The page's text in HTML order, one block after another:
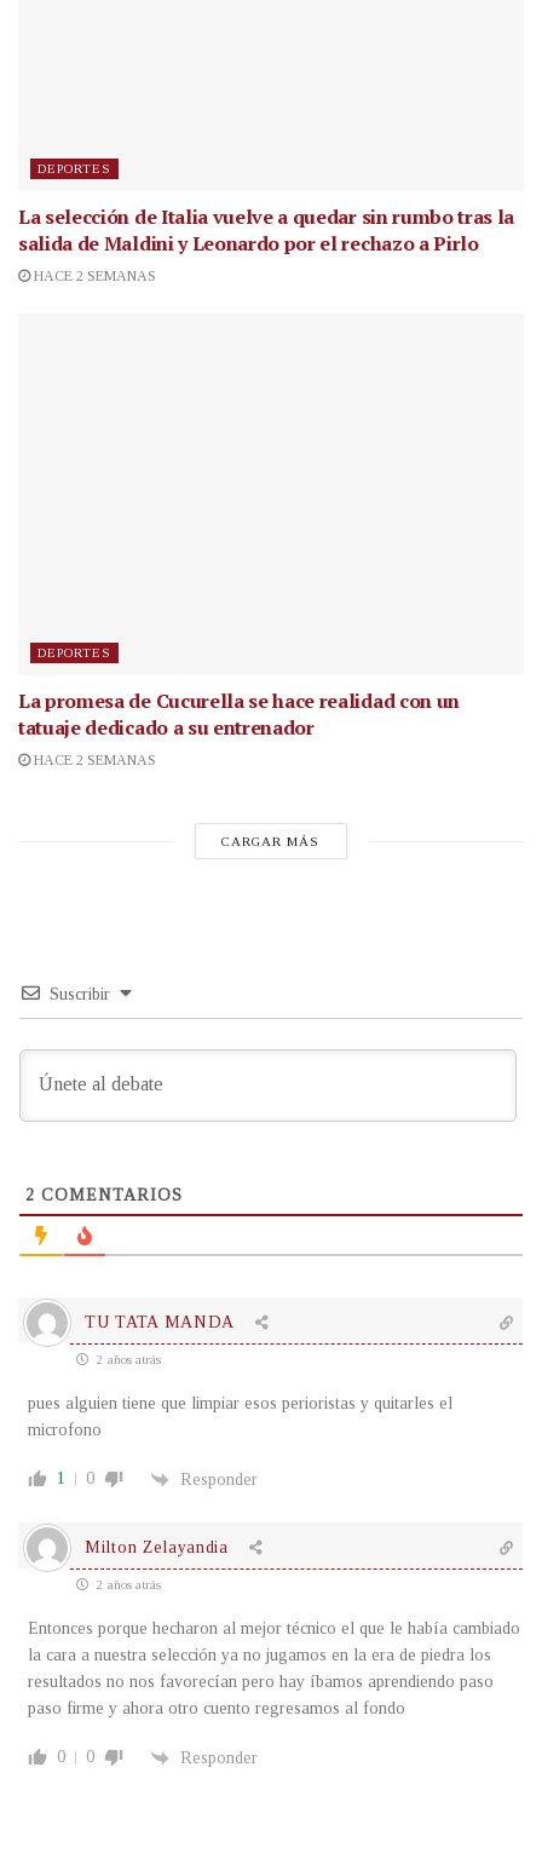
DEPORTES
La selección de Italia vuelve a quedar sin rumbo tras la
salida de Maldini y Leonardo por el rechazo a Pirlo
HACE 2 SEMANAS
DEPORTES
La promesa de Cucurella se hace realidad con un
tatuaje dedicado a su entrenador
HACE 2 SEMANAS
CARGAR MÁS
Suscribir
2 COMENTARIOS
TU TATA MANDA
2 años atrás
pues alguien tiene que limpiar esos perioristas y quitarles el
microfono
1 0 Responder
Milton Zelayandia
2 años atrás
Entonces porque hecharon al mejor técnico el que le había cambiado
la cara a nuestra selección ya no jugamos en la era de piedra los
resultados no nos favorecían pero hay íbamos aprendiendo paso
paso firme y ahora otro cuento regresamos al fondo
0 0 Responder